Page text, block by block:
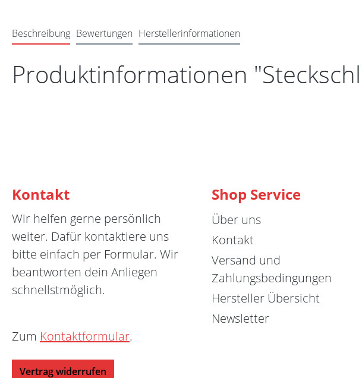
Beschreibung Bewertungen Herstellerinformationen
Produktinformationen
Kontakt
Wir helfen gerne persönlich
weiter. Dafür kontaktiere uns
bitte einfach per Formular. Wir
beantworten dein Anliegen
schnellstmöglich.
Zum Kontaktformular.
Vertrag widerrufen
Shop Service
Über uns
Kontakt
Versand und
Zahlungsbedingungen
Hersteller Übersicht
Newsletter